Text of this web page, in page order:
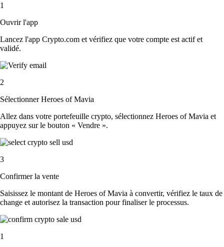
1
Ouvrir l'app
Lancez l'app Crypto.com et vérifiez que votre compte est actif et
validé.
2
Sélectionner Heroes of Mavia
Allez dans votre portefeuille crypto, sélectionnez Heroes of Mavia et
appuyez sur le bouton « Vendre ».
3
Confirmer la vente
Saisissez le montant de Heroes of Mavia à convertir, vérifiez le taux de
change et autorisez la transaction pour finaliser le processus.
1